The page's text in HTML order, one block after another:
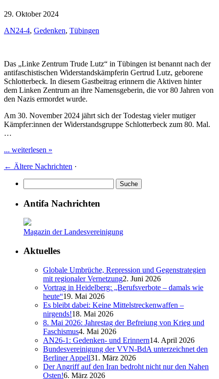
29. Oktober 2024
AN24-4, Gedenken, Tübingen
Das „Linke Zentrum Trude Lutz“ in Tübingen ist benannt nach der
antifaschistischen Widerstandskämpferin Gertrud Lutz, geborene
Schlotterbeck. In diesem Gastbeitrag erinnern die Aktiven hinter
dem Linken Zentrum an ihre Namensgeberin, die vor 80 Jahren von
den Nazis ermordet wurde.
Am 30. November 2024 jährt sich der Todestag vieler mutiger
Kämpfer:innen der Widerstandsgruppe Schlotterbeck zum 80. Mal.
…
... weiterlesen »
← Ältere Nachrichten ·
Antifa Nachrichten
Magazin der Landesvereinigung
Aktuelles
Globale Umbrüche, Repression und Gegenstrategien
mit regionaler Vernetzung2. Juni 2026
Vortrag in Heidelberg: „Berufsverbote – damals wie
heute“19. Mai 2026
Es bleibt dabei: Keine Mittelstreckenwaffen –
nirgends!18. Mai 2026
8. Mai 2026: Jahrestag der Befreiung von Krieg und
Faschismus4. Mai 2026
AN26-1: Gedenken- und Erinnern14. April 2026
Bundesvereinigung der VVN-BdA unterzeichnet den
Berliner Appell31. März 2026
Der Angriff auf den Iran bedroht nicht nur den Nahen
Osten!6. März 2026